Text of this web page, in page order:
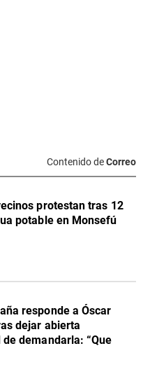
Contenido deCorreo
protestan tras 12
potable en Monsefú
responde a Óscar
dejar abierta
demandarla: “Que